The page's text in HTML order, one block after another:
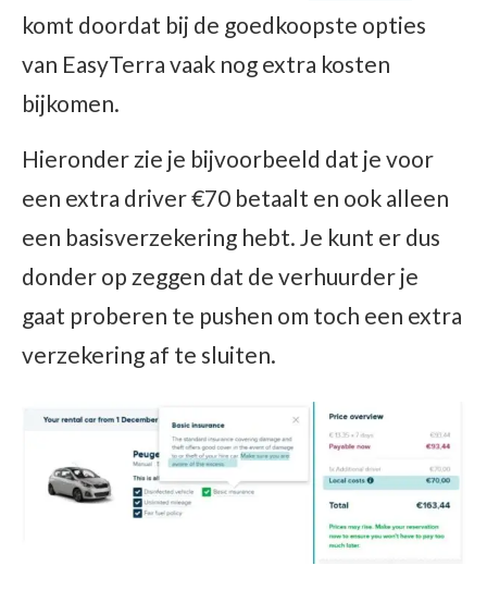
komt doordat bij de goedkoopste opties
van EasyTerra vaak nog extra kosten
bijkomen.
Hieronder zie je bijvoorbeeld dat je voor
een extra driver €70 betaalt en ook alleen
een basisverzekering hebt. Je kunt er dus
donder op zeggen dat de verhuurder je
gaat proberen te pushen om toch een extra
verzekering af te sluiten.